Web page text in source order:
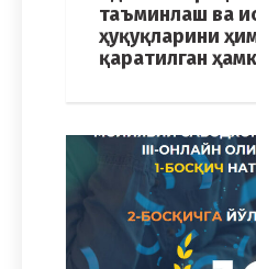
таъминлаш ва
ҳуқуқларини
қаратилган